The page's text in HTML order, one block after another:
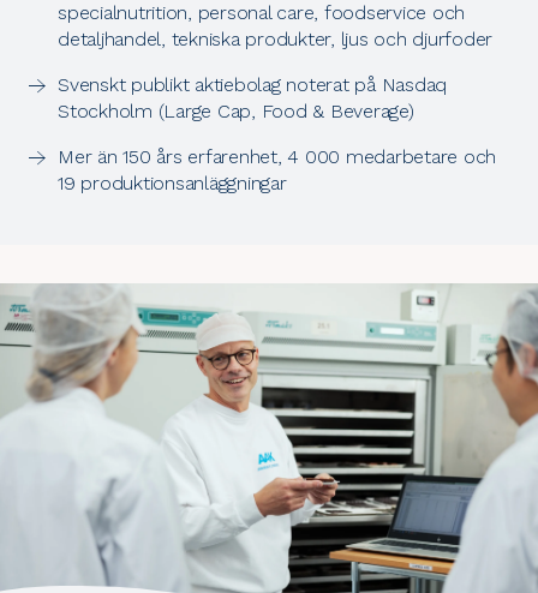
specialnutrition, personal care, foodservice och
detaljhandel, tekniska produkter, ljus och djurfoder
Svenskt publikt aktiebolag noterat på Nasdaq
Stockholm (Large Cap, Food & Beverage)
Mer än 150 års erfarenhet, 4 000 medarbetare och
19 produktionsanläggningar